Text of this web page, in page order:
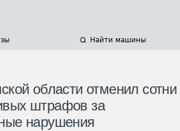
Найти машины
области отменил сотни
штрафов за
нарушения